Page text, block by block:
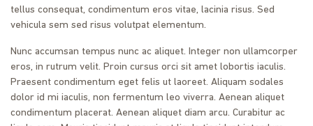
tellus consequat, condimentum eros vitae, lacinia risus. Sed
vehicula sem sed risus volutpat elementum.
Nunc accumsan tempus nunc ac aliquet. Integer non ullamcorper
eros, in rutrum velit. Proin cursus orci sit amet lobortis iaculis.
Praesent condimentum eget felis ut laoreet. Aliquam sodales
dolor id mi iaculis, non fermentum leo viverra. Aenean aliquet
condimentum placerat. Aenean aliquet diam arcu. Curabitur ac